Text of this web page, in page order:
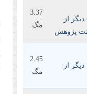
از‌
پژوهش
3.37
مگ
از‌
2.45
مگ